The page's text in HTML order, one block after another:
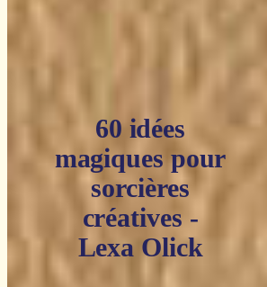
60 idées
magiques pour
sorcières
créatives -
Lexa Olick